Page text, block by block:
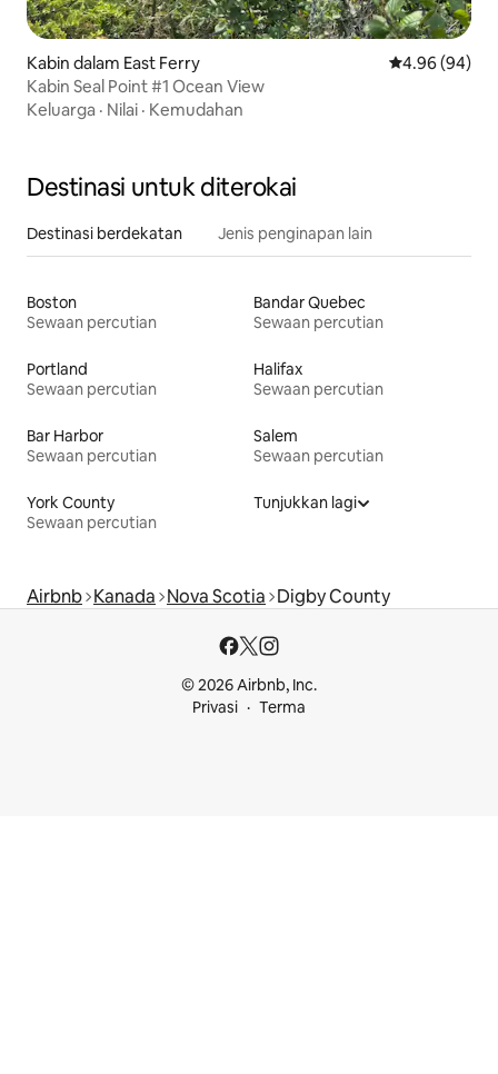
Kabin dalam East Ferry Penarafan
4.96 (94)
Kabin Seal Point #1 Ocean View
Keluarga · Nilai · Kemudahan
Destinasi untuk diterokai
Destinasi berdekatan Jenis penginapan lain
Boston
Sewaan percutian
Bandar Quebec
Sewaan percutian
Portland
Sewaan percutian
Halifax
Sewaan percutian
Bar Harbor
Sewaan percutian
Salem
Sewaan percutian
York County
Sewaan percutian
Tunjukkan lagi
Airbnb Kanada Nova Scotia Digby County
© 2026 Airbnb, Inc.
Privasi
Terma